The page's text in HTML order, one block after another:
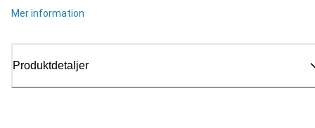
Mer information
Produktdetaljer